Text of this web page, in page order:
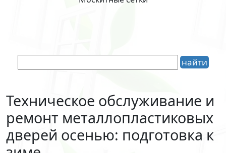
Техническое обслуживание и
ремонт металлопластиковых
дверей осенью: подготовка к